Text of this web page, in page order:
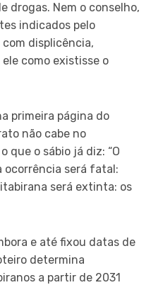
drogas. Nem o conselho,
indicados pelo
displicência,
como existisse o
primeira página do
não cabe no
que o sábio já diz: “O
ocorrência será fatal:
será extinta: os
e até fixou datas de
determina
a partir de 2031